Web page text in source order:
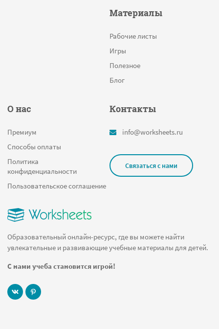
Образовательный онлайн-ресурс, где вы можете найти
увлекательные и развивающие учебные материалы для детей.
С нами учеба становится игрой!
Материалы
Рабочие листы
Игры
Полезное
Блог
О нас
Премиум
Способы оплаты
Политика
конфиденциальности
Пользовательское соглашение
Контакты
info@worksheets.ru
Связаться с нами